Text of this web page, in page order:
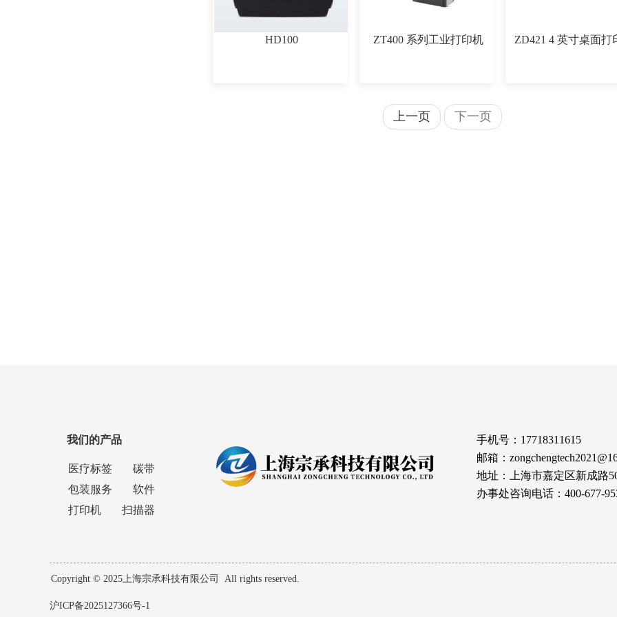
HD100 ZT400 系列工业打印机 ZD421 4 英寸桌面打
上一页 下一页
我们的产品
医疗标签
碳带
包装服务
软件
打印机
扫描器
Copyright © 2025上海宗承科技有限公司  All rights reserved.
手机号：17718311615
邮箱：
地址：上海市嘉定区新成路
办事处咨询电话：400-677-
沪ICP备2025127366号-1